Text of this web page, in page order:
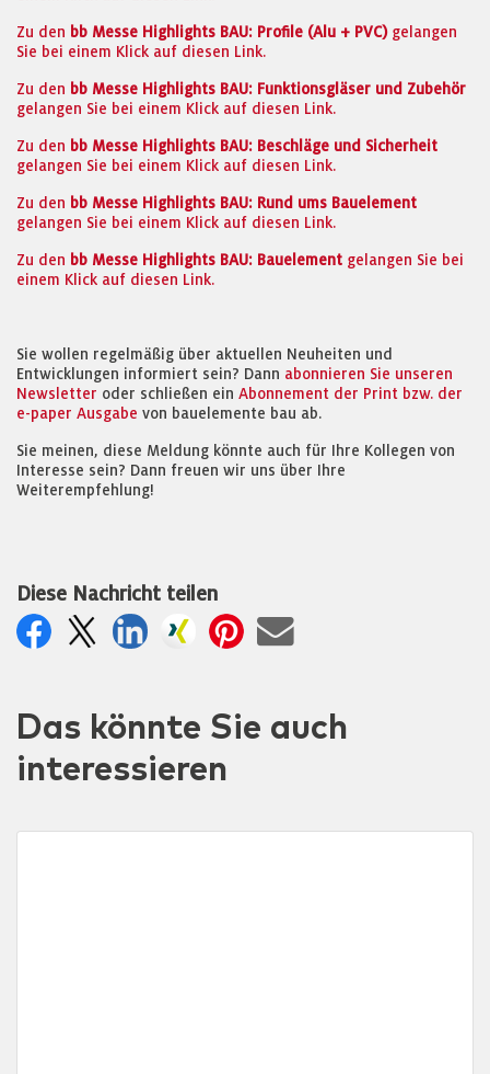
Zu den bb Messe Highlights BAU: Profile (Alu + PVC)gelangen
Sie bei einem Klick auf diesen Link.
Zu den bb Messe Highlights BAU: Funktionsgläser und Zubehör
gelangen Sie bei einem Klick auf diesen Link.
Zu den bb Messe Highlights BAU: Beschläge und Sicherheit
gelangen Sie bei einem Klick auf diesen Link.
Zu den bb Messe Highlights BAU: Rund ums Bauelement
gelangen Sie bei einem Klick auf diesen Link.
Zu den bb Messe Highlights BAU: Bauelement gelangen Sie bei
einem Klick auf diesen Link.
Sie wollen regelmäßig über aktuellen Neuheiten und
Entwicklungen informiert sein? Dann abonnieren Sie unseren
Newsletter oder schließen ein Abonnement der Print bzw. der
e-paper Ausgabe von bauelemente bau ab.
Sie meinen, diese Meldung könnte auch für Ihre Kollegen von
Interesse sein? Dann freuen wir uns über Ihre
Weiterempfehlung!
Diese Nachricht teilen
Das könnte Sie auch
interessieren